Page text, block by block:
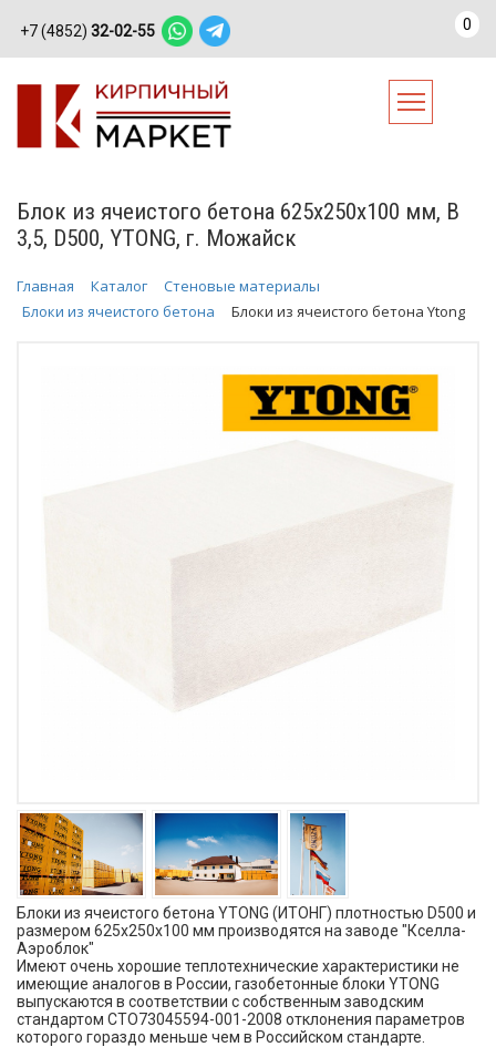
+7 (4852) 32-02-55 0
Блок из ячеистого бетона 625х250х100 мм, В
3,5, D500, YTONG, г. Можайск
Главная Каталог
Стеновые материалы
Блоки из ячеистого бетона
Блоки из ячеистого бетона Ytong
Блоки из ячеистого бетона YTONG (ИТОНГ) плотностью D500 и
размером 625х250х100 мм производятся на заводе "Кселла-
Аэроблок"
Имеют очень хорошие теплотехнические характеристики не
имеющие аналогов в России, газобетонные блоки YTONG
выпускаются в соответствии с собственным заводским
стандартом СТО73045594-001-2008 отклонения параметров
которого гораздо меньше чем в Российском стандарте.